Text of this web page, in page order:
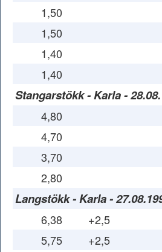
1,50
1,50
1,40
1,40
Stangarstökk - Karla -
4,80
4,70
3,70
2,80
Langstökk - Karla -
6,38 +2,5
5,75 +2,5